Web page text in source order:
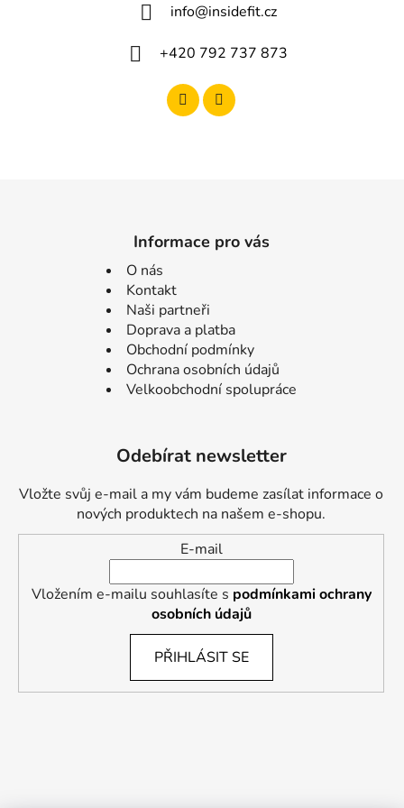
info@insidefit.cz
+420 792 737 873
Informace pro vás
O nás
Kontakt
Naši partneři
Doprava a platba
Obchodní podmínky
Ochrana osobních údajů
Velkoobchodní spolupráce
Odebírat newsletter
Vložte svůj e-mail a my vám budeme zasílat informace o
nových produktech na našem e-shopu.
E-mail
Vložením e-mailu souhlasíte s podmínkami ochrany
osobních údajů
PŘIHLÁSIT SE